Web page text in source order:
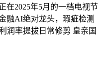
在2025年5月的一档电视节
融AI绝对龙头，瑕疵检测
润率提拔日常修剪 皇亲国